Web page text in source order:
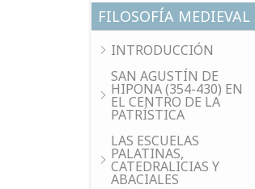
FILOSOFÍA MEDIEVAL
INTRODUCCIÓN
SAN AGUSTÍN DE
HIPONA (354-430) EN
EL CENTRO DE LA
PATRÍSTICA
LAS ESCUELAS
PALATINAS,
CATEDRALICIAS Y
ABACIALES